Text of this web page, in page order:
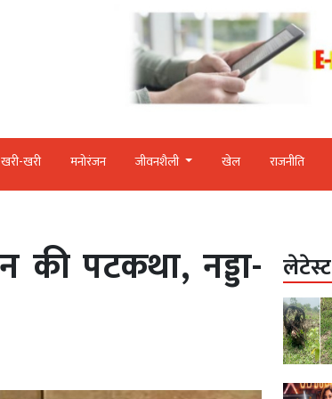
खरी-खरी मनोरंजन जीवनशैली खेल राजनीति
पटकथा, नड्डा-
लेटेस्ट